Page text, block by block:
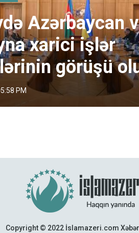
Azərbaycan
xarici işlər
görüşü
PM
Copyright © 2022 İslamazeri.com Xəbər